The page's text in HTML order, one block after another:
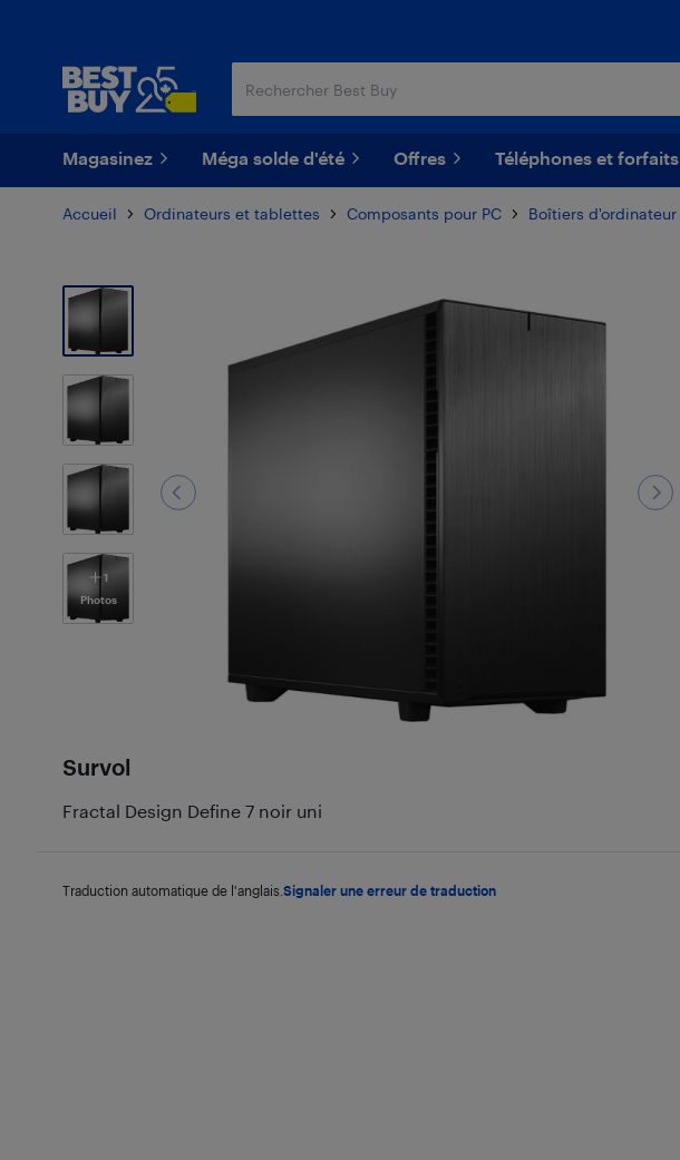
Magasinez Méga solde d'été Offres Téléphones et forfaits
Accueil Ordinateurs et tablettes Composants pour PC Boîtiers d'ordinateur
1
Photos
Survol
Fractal Design Define 7 noir uni
Traduction automatique de l'anglais. Signaler une erreur de traduction